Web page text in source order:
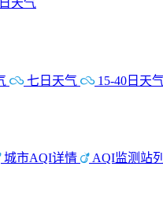
七日天气 15-40日天气
城市AQI详情 AQI监测站